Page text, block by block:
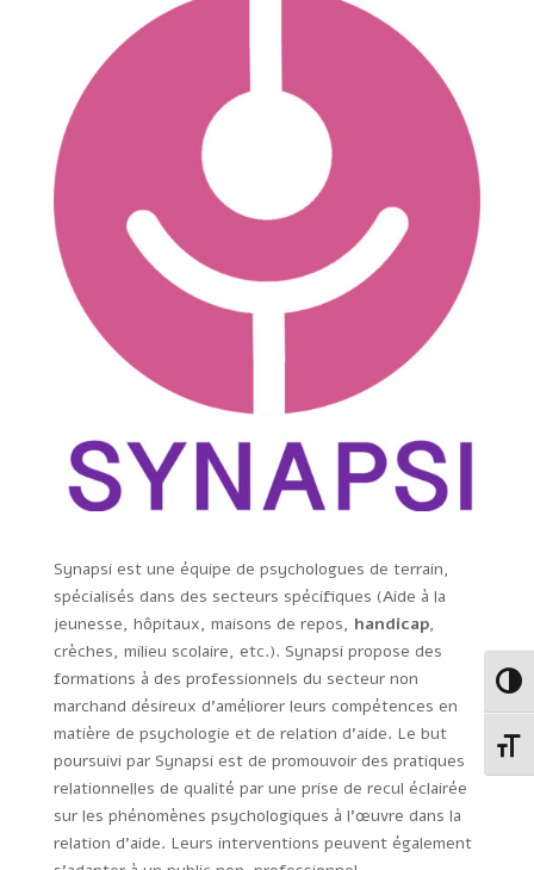
Synapsi est une équipe de psychologues de terrain,
spécialisés dans des secteurs spécifiques (Aide à la
jeunesse, hôpitaux, maisons de repos, handicap,
crèches, milieu scolaire, etc.). Synapsi propose des
formations à des professionnels du secteur non
marchand désireux d’améliorer leurs compétences en
matière de psychologie et de relation d’aide. Le but
poursuivi par Synapsi est de promouvoir des pratiques
relationnelles de qualité par une prise de recul éclairée
sur les phénomènes psychologiques à l’œuvre dans la
relation d’aide. Leurs interventions peuvent également